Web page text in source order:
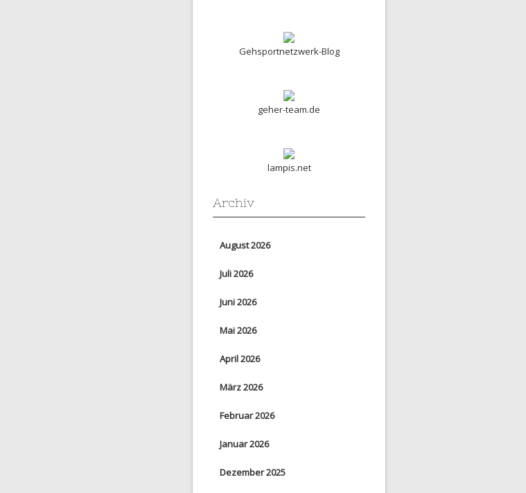
Gehsportnetzwerk-Blog
geher-team.de
lampis.net
Archiv
August 2026
Juli 2026
Juni 2026
Mai 2026
April 2026
März 2026
Februar 2026
Januar 2026
Dezember 2025